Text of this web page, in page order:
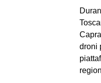
droni